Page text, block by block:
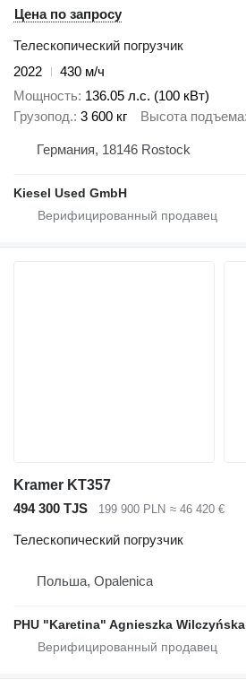
Цена по запросу
Телескопический погрузчик
2022
430 м/ч
Мощность 136.05 л.с. (100 кВт)
Грузопод. 3 600 кг Высота подъема
Германия, 18146 Rostock
Kiesel Used GmbH
Kramer KT357
494 300 TJS
199 900 PLN ≈ 46 420 €
Телескопический погрузчик
Польша, Opalenica
PHU "Karetina" Agnieszka Wilczyńska